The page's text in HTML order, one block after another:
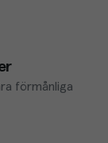
förmånliga